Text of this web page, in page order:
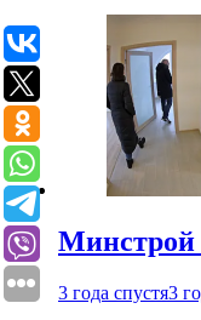
Минстрой
3 года спустя3